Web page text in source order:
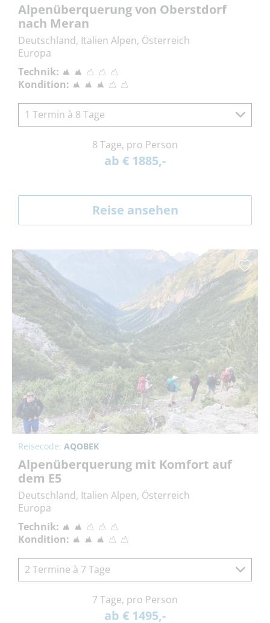
Alpenüberquerung von Oberstdorf
nach Meran
Deutschland, Italien Alpen, Österreich
Europa
Technik:
Kondition:
1 Termin à 8 Tage
8 Tage, pro Person
ab € 1885,-
Reise ansehen
Reisecode: AQOBEK
Alpenüberquerung mit Komfort auf
dem E5
Deutschland, Italien Alpen, Österreich
Europa
Technik:
Kondition:
2 Termine à 7 Tage
7 Tage, pro Person
ab € 1495,-